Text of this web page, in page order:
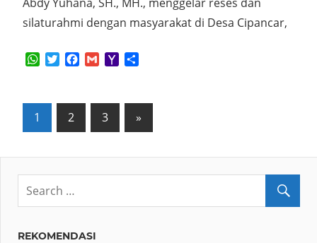
silaturahmi dengan masyarakat di Desa Cipancar,
WhatsApp
TwitterFacebook
GmailYahoo
Posts
1 2 3
Next
Posts
»
REKOMENDASI